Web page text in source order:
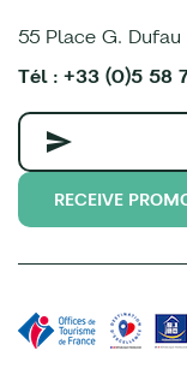
55 Place G.
Tél : +33 (0)5 58
RECEIVE